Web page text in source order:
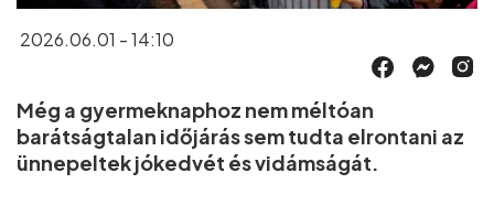
2026.06.01 - 14:10
Még a gyermeknaphoz nem méltóan
barátságtalan időjárás sem tudta elrontani az
ünnepeltek jókedvét és vidámságát.